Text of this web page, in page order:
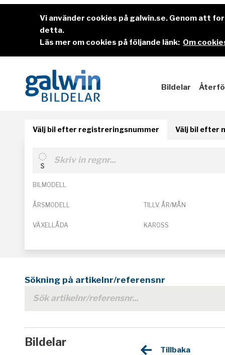
Vi använder cookies på galwin.se. Genom att
detta.
Läs mer om cookies på följande länk: Om
Bildelar
Välj bil efter registreringsnummer Välj bil efter
BILMODELL
ÅRSMODELL TILLV. ÅR/MÅN
VÄXELLÅDA KAROSS
Sökning på artikelnr/referensnr
Bildelar
Tillbaka